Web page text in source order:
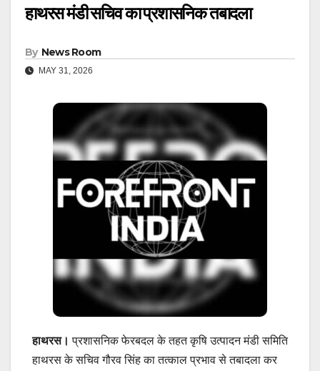
हाथरस मंडी सचिव का प्रशासनिक तबादला
By News Room
MAY 31, 2026
हाथरस। प्रशासनिक फेरबदल के तहत कृषि उत्पादन मंडी समिति
हाथरस के सचिव गौरव सिंह का तत्काल प्रभाव से तबादला कर